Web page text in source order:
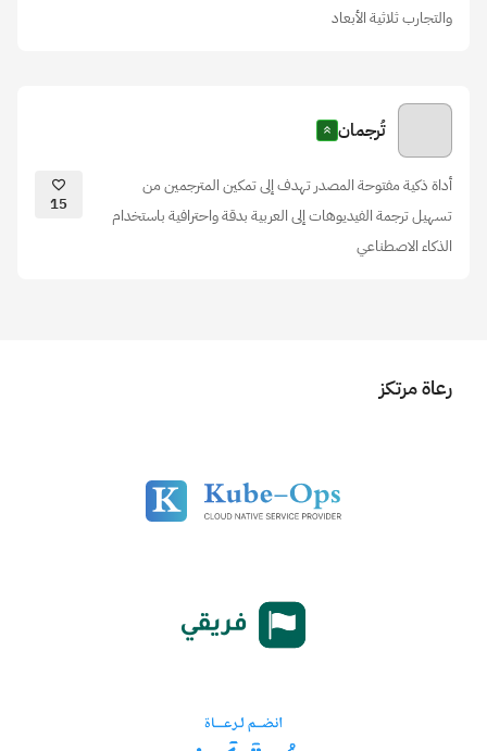
والتجارب ثلاثية الأبعاد
تُرجمان
أداة ذكية مفتوحة المصدر تهدف إلى تمكين المترجمين من
تسهيل ترجمة الفيديوهات إلى العربية بدقة واحترافية باستخدام
الذكاء الاصطناعي
15
رعاة مرتكز